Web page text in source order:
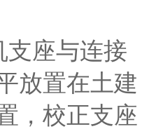
座与连接
放置在土建
，校正支座